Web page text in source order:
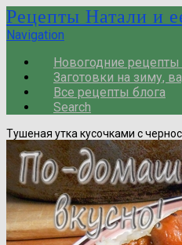
Рецепты Натали и
Navigation
Новогодние рецепты
Заготовки на зиму,
Все рецепты блога
Search
Тушеная утка кусочками с